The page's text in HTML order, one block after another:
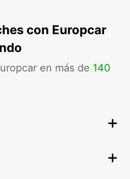
con Europcar
en más de 140